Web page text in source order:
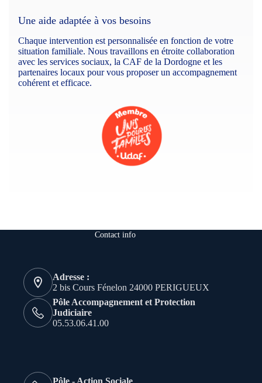
Une aide adaptée à vos besoins
Chaque intervention est personnalisée en fonction de votre
situation familiale. Nous travaillons en étroite collaboration
avec les services sociaux, la CAF de la Dordogne et les
partenaires locaux pour vous proposer un accompagnement
cohérent et efficace.
Contact info
Adresse :
2 bis Cours Fénelon 24000 PERIGUEUX
Pôle Accompagnement et Protection
Judiciaire
05.53.06.41.00